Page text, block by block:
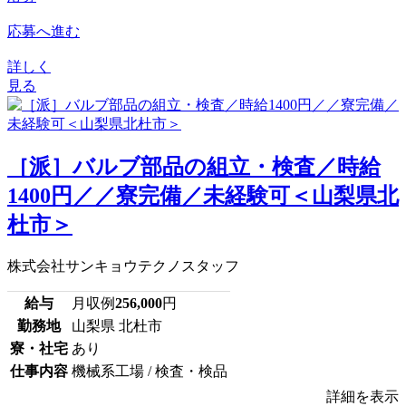
応募へ進む
詳しく
見る
［派］バルブ部品の組立・検査／時給
1400円／／寮完備／未経験可＜山梨県北
杜市＞
株式会社サンキョウテクノスタッフ
給与 月収例256,000円
勤務地
山梨県 北杜市
寮・社宅 あり
仕事内容 機械系工場 / 検査・検品
詳細を表示